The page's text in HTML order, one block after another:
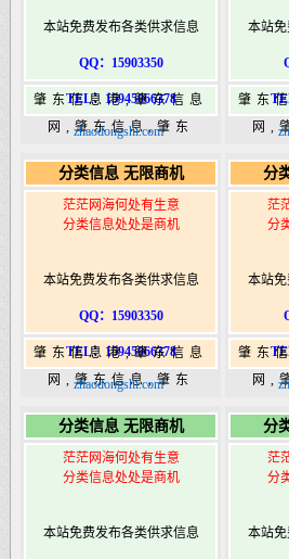
本站免费发布各类供求信息
QQ：15903350
TEL：15945066378
肇东信息港,肇东信息
网,肇东信息,肇东
港|www.zhaodongshi.com
zhaodongshi.com
本站
肇东
网,
港
分类信息 无限商机
茫茫网海何处有生意
分类信息处处是商机
本站免费发布各类供求信息
QQ：15903350
TEL：15945066378
肇东信息港,肇东信息
网,肇东信息,肇东
港|www.zhaodongshi.com
zhaodongshi.com
分
茫
分
本站
肇东
网,
港
分类信息 无限商机
茫茫网海何处有生意
分类信息处处是商机
本站免费发布各类供求信息
分
茫
分
本站